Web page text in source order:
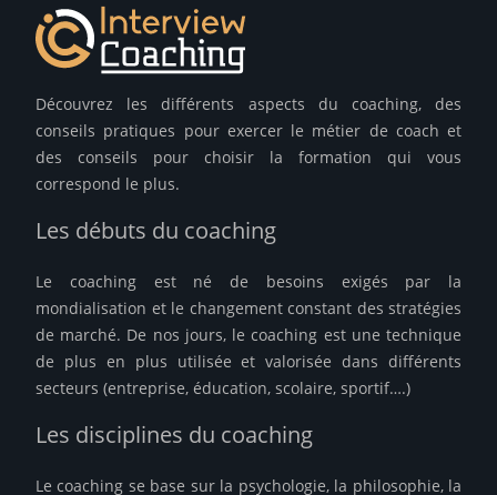
Découvrez les différents aspects du coaching, des
conseils pratiques pour exercer le métier de coach et
des conseils pour choisir la formation qui vous
correspond le plus.
Les débuts du coaching
Le coaching est né de besoins exigés par la
mondialisation et le changement constant des stratégies
de marché. De nos jours, le coaching est une technique
de plus en plus utilisée et valorisée dans différents
secteurs (entreprise, éducation, scolaire, sportif….)
Les disciplines du coaching
Le coaching se base sur la psychologie, la philosophie, la